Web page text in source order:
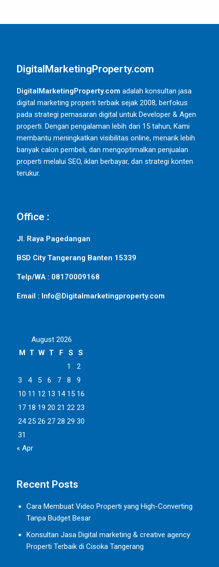
DigitalMarketingProperty.com
DigitalMarketingProperty.com adalah konsultan jasa
digital marketing properti terbaik sejak 2008, berfokus
pada strategi pemasaran digital untuk Developer & Agen
properti. Dengan pengalaman lebih dari 15 tahun, Kami
membantu meningkatkan visibilitas online, menarik lebih
banyak calon pembeli, dan mengoptimalkan penjualan
properti melalui SEO, iklan berbayar, dan strategi konten
terukur.
Office :
Jl. Raya Pagedangan
BSD City Tangerang Banten 15339
Telp/WA : 08170009168
Email : Info@Digitalmarketingproperty.com
August 2026
M T W T F S
S
1
2
3
4 5 6 7 8
9
10 11 12 13 14 15 16
17 18 19 20 21 22 23
24 25 26 27 28 29 30
31
« Apr
Recent Posts
Cara Membuat Video Properti yang High-Converting
Tanpa Budget Besar
Konsultan Jasa Digital marketing & creative agency
Properti Terbaik di Cisoka Tangerang